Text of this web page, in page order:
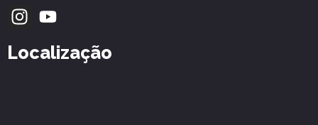
Localização